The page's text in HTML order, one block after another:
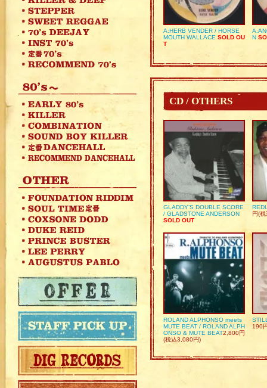
A:HERB VENDER / HORSE
MOUTH WALLACE SOLD OU
T
N
CD / OTHERS
GLADDY’S DOUBLE SCORE
/ GLADSTONE ANDERSON
SOLD OUT
円(
ROLAND ALPHONSO meets
MUTE BEAT / ROLAND ALPH
ONSO & MUTE BEAT2,800円
(税込3,080円)
190